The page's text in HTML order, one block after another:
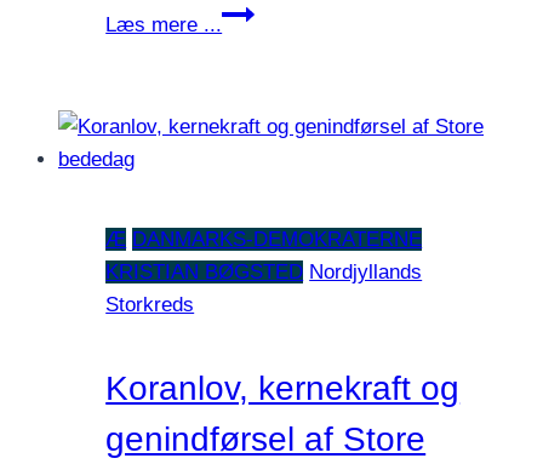
Læs mere ...
Veterankoordinator
som
vi
Mariagerfjord
Kommune
Æ DANMARKS-DEMOKRATERNE
KRISTIAN BØGSTED Nordjyllands
Storkreds
Koranlov, kernekraft og
genindførsel af Store